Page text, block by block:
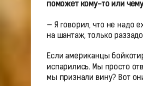
поможет кому-то или
— Я говорил, что не надо
на шантаж, только
Если американцы
испарились. Мы просто
мы признали вину? Вот